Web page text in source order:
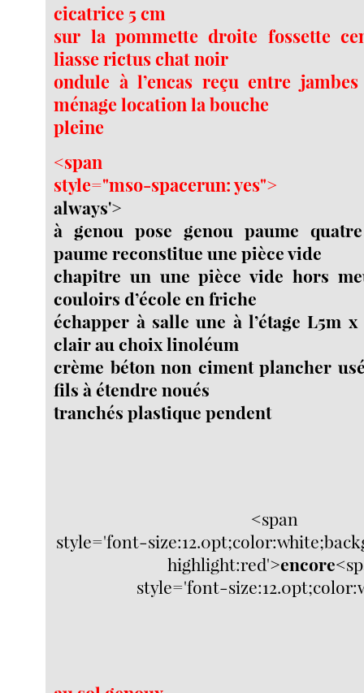
cicatrice 5 cm
sur la pommette droite fossette
liasse rictus chat noir
ondule à l’encas reçu entre
ménage location la bouche
pleine
<span
style="mso-spacerun: yes">
always'>
à genou pose genou paume
paume reconstitue une pièce vide
chapitre un une pièce vide hors
couloirs d’école en friche
échapper à salle une à l’étage L5m
clair au choix linoléum
crème béton non ciment plancher
fils à étendre noués
tranchés plastique pendent
<span
style='font-
highlight:red'>encore
style='font-